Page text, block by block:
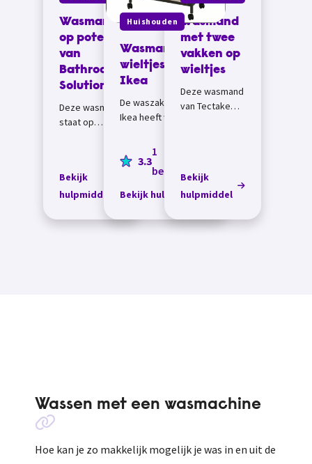
Wasmand
op poten
van
Bathroom
Solutions
Deze wasmand
staat op
niet te bukken
als je de was
doen.&nbsp;
Bekijk
hulpmiddel
Huishouden
Wasmand op
wieltjes van
Ikea
De waszak ENHET van
Ikea heeft wieltjes en
3.3
1
beoordeling
Bekijk hulpmiddel
Wasmand
met twee
vakken op
wieltjes
Deze wasmand
van Tectake
hebt
gesorteerd in
vakken, hoe...
Bekijk
hulpmiddel
Wassen met een wasmachine
Hoe kan je zo makkelijk mogelijk je was in en uit de